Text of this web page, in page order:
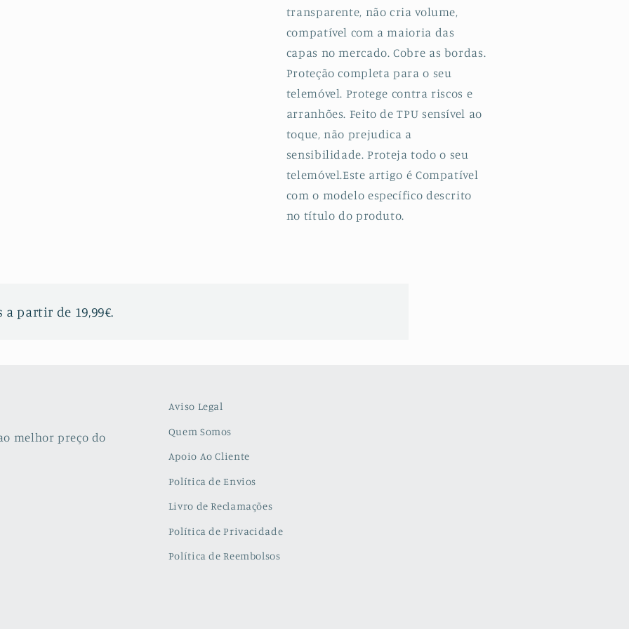
Bordas
Laterais
Vivo
Z5X
Bordas
Laterais
para
Vivo
Z5X
transparente, não cria volume,
compatível com a maioria das
capas no mercado. Cobre as bordas.
Proteção completa para o seu
telemóvel. Protege contra riscos e
arranhões. Feito de TPU sensível ao
toque, não prejudica a
sensibilidade. Proteja todo o seu
telemóvel.Este artigo é Compatível
com o modelo específico descrito
no título do produto.
a partir de 19,99€.
melhor preço do
Aviso Legal
Quem Somos
Apoio Ao Cliente
Política de Envios
Livro de Reclamações
Política de Privacidade
Política de Reembolsos